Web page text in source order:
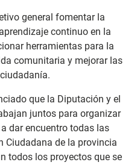
general fomentar la
continuo en la
herramientas para la
comunitaria y mejorar las
que la Diputación y el
juntos para organizar
dar encuentro todas las
Ciudadana de la provincia
todos los proyectos que se